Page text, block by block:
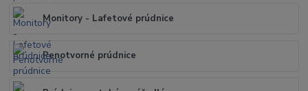
Monitory - Lafetové prúdnice
Penotvorné prúdnice